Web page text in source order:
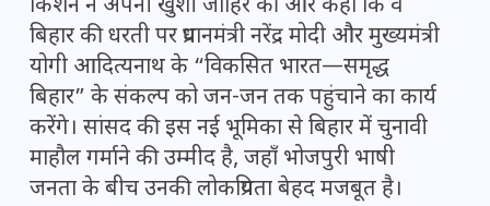
किशन ने अपनी खुशी जाहिर की और कहा कि वे
बिहार की धरती पर प्रधानमंत्री नरेंद्र मोदी और मुख्यमंत्री
योगी आदित्यनाथ के “विकसित भारत—समृद्ध
बिहार” के संकल्प को जन-जन तक पहुंचाने का कार्य
करेंगे। सांसद की इस नई भूमिका से बिहार में चुनावी
माहौल गर्माने की उम्मीद है, जहाँ भोजपुरी भाषी
जनता के बीच उनकी लोकप्रियता बेहद मजबूत है।